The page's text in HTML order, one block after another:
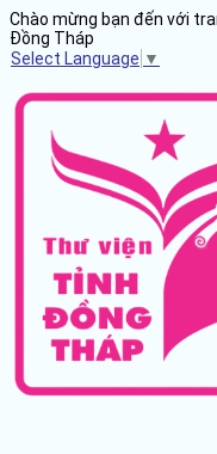
Chào mừng bạn đến với
Đồng Tháp
Select Language ▼